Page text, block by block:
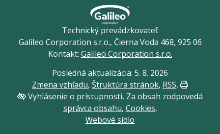
Technický prevádzkovateľ:
Galileo Corporation s.r.o., Čierna Voda 468, 925 06
Kontakt: Galileo Corporation s.r.o.
Posledná aktualizácia: 5. 8. 2026
Zmena vzhľadu, Štruktúra stránok, RSS, Vytlačiť
Vyhlásenie o prístupnosti, Za obsah zodpovedá
správca obsahu, Cookies,
Webové sídlo